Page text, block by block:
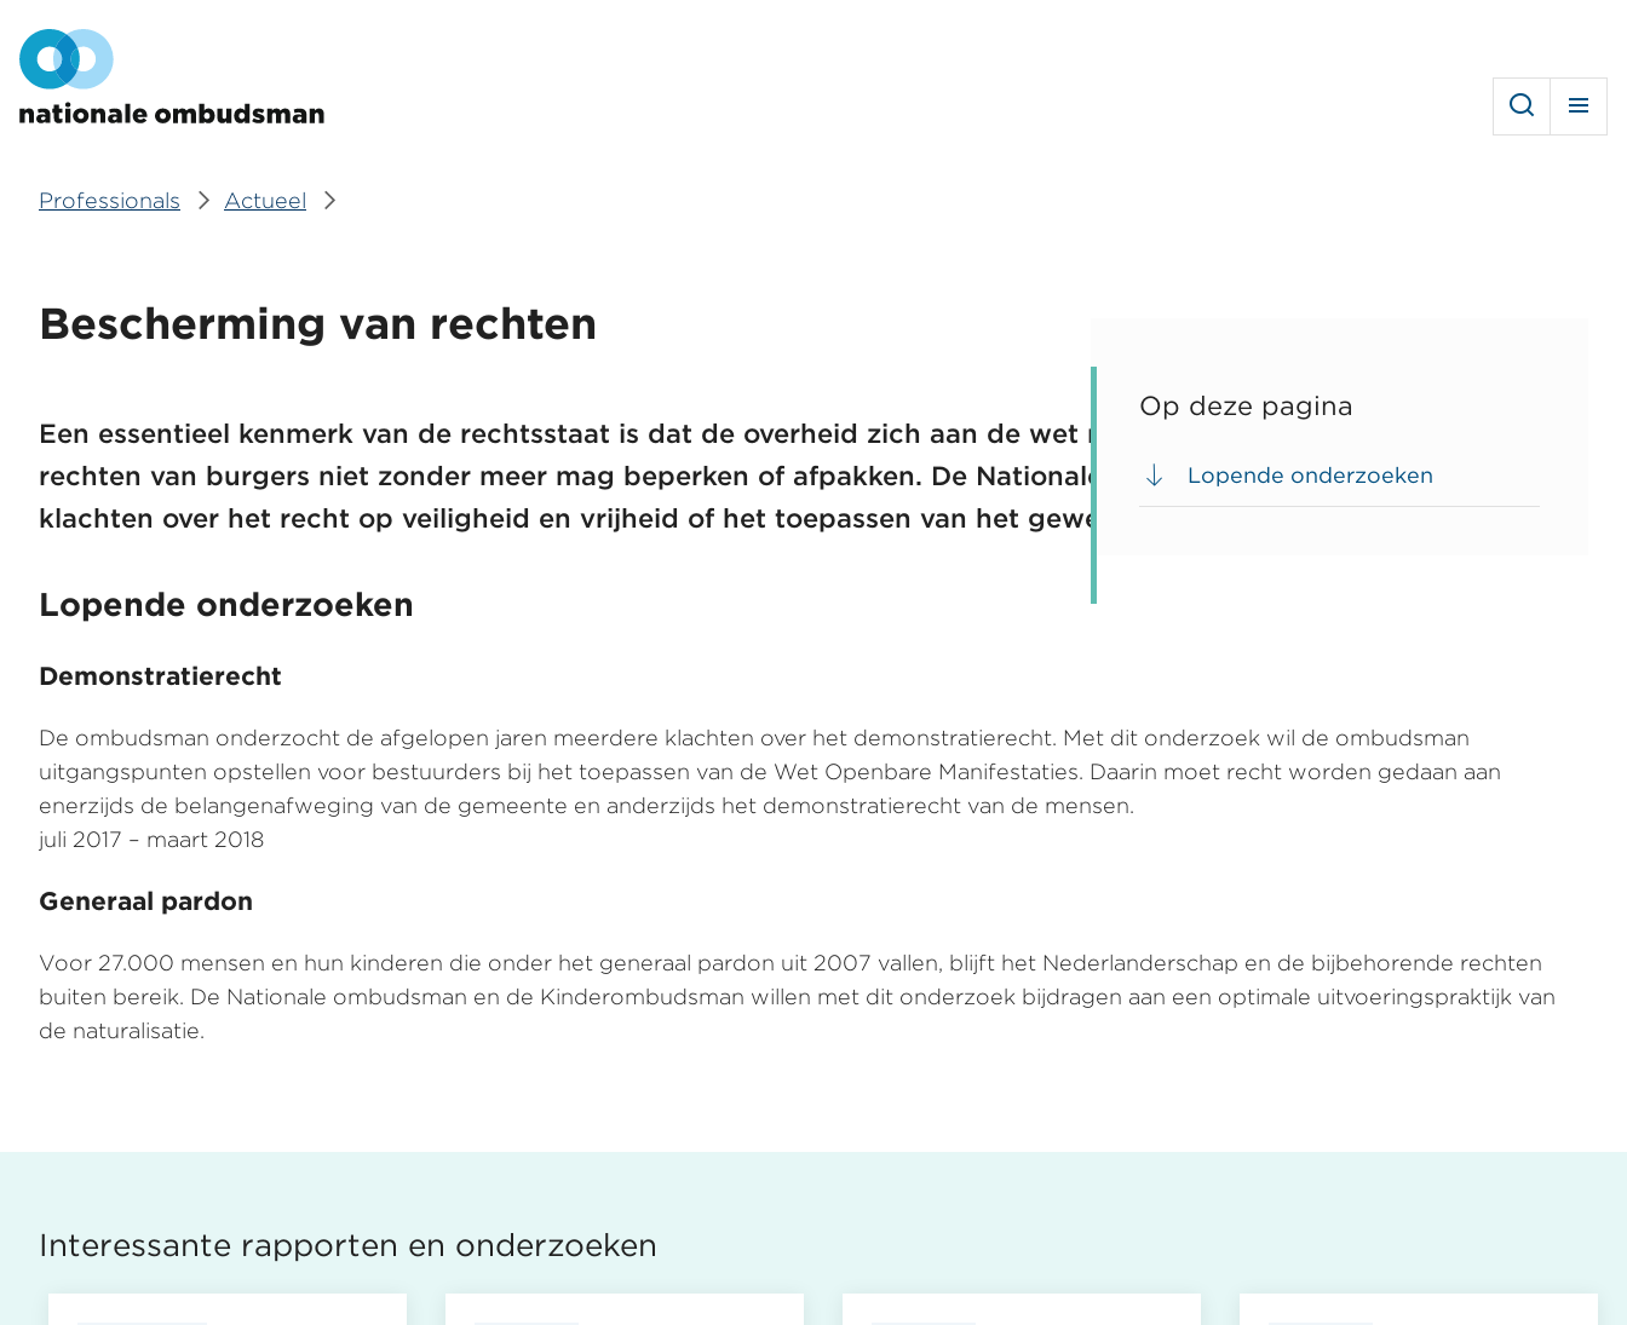
en
naar
de
Hoofdmenu
Professionals Actueel
Bescherming van rechten
Op deze pagina
Lopende onderzoeken
Een essentieel kenmerk van de rechtsstaat is dat de overheid zich aan de wet moet houden en vrijheden en
rechten van burgers niet zonder meer mag beperken of afpakken. De Nationale ombudsman krijgt geregeld
klachten over het recht op veiligheid en vrijheid of het toepassen van het geweldsmonopolie.
Lopende onderzoeken
Demonstratierecht
De ombudsman onderzocht de afgelopen jaren meerdere klachten over het demonstratierecht. Met dit onderzoek wil de ombudsman
uitgangspunten opstellen voor bestuurders bij het toepassen van de Wet Openbare Manifestaties. Daarin moet recht worden gedaan aan
enerzijds de belangenafweging van de gemeente en anderzijds het demonstratierecht van de mensen.
juli 2017 – maart 2018
Generaal pardon
Voor 27.000 mensen en hun kinderen die onder het generaal pardon uit 2007 vallen, blijft het Nederlanderschap en de bijbehorende rechten
buiten bereik. De Nationale ombudsman en de Kinderombudsman willen met dit onderzoek bijdragen aan een optimale uitvoeringspraktijk van
de naturalisatie.
Interessante rapporten en onderzoeken